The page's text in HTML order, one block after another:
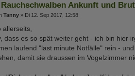
Ankunft und
Tanny» Di 12. Sep 2017, 12:58
allerseits,
dass es so spät weiter geht - ich bin hier
laufend "last minute Notfälle" rein -
damit sie draussen im Vogelzimmer